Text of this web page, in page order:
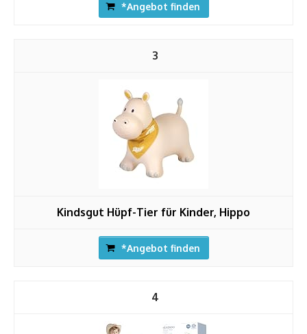
*Angebot finden
3
Kindsgut Hüpf-Tier für Kinder, Hippo
*Angebot finden
4